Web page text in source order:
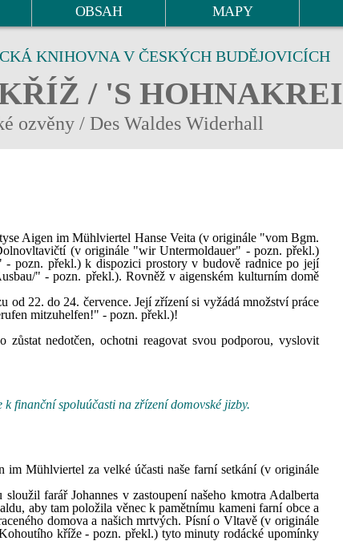
OBSAH MAPY
KNIHOVNA V ČESKÝCH BUDĚJOVICÍCH
/ 'S
ozvěny / Des Waldes Widerhall
Aigen im Mühlviertel Hanse Veita (v originále "vom Bgm.
(v originále "wir Untermoldauer" - pozn. překl.)
pozn. překl.) k dispozici prostory v budově radnice po její
" - pozn. překl.). Rovněž v aigenském kulturním domě
od 22. do 24. července. Její zřízení si vyžádá množství práce
mitzuhelfen!" - pozn. překl.)!
nedotčen, ochotni reagovat svou podporou, vyslovit
finanční spoluúčasti na zřízení domovské jizby.
Mühlviertel za velké účasti naše farní setkání (v originále
farář Johannes v zastoupení našeho kmotra Adalberta
aby tam položila věnec k pamětnímu kameni farní obce a
domova a našich mrtvých. Písní o Vltavě (v originále
kříže - pozn. překl.) tyto minuty rodácké upomínky